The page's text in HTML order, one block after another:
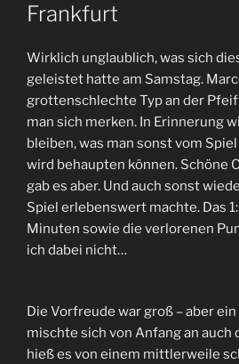
Frankfurt
Wirklich unglaublich, was sich
geleistet hatte am Samstag.
grottenschlechte Typ an der
man sich merken. In Erinnerung
bleiben, was man sonst vom
wird behaupten können. Schöne
gab es aber. Und auch sonst
Spiel erlebenswert machte. Das
Minuten sowie die verlorenen
ich dabei nicht…
Die Vorfreude war groß – aber
mischte sich von Anfang an auch
hieß es von einem mittlerweile